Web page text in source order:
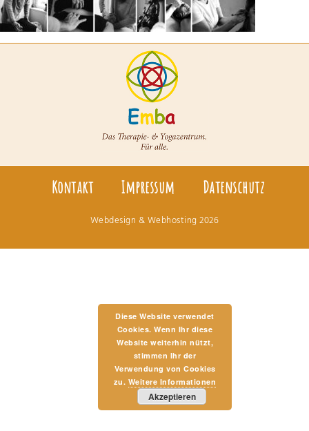
Kontakt Impressum Datenschutz
Webdesign & Webhosting 2026
Diese Website verwendet
Cookies. Wenn Ihr diese
Website weiterhin nützt,
stimmen Ihr der
Verwendung von Cookies
zu. Weitere Informationen
Akzeptieren